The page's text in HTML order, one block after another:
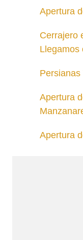
Apertura
Cerrajero
Llegamos
Apertura
Apertura